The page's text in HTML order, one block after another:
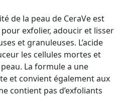
de la peau de CeraVe est
exfolier, adoucir et lisser
et granuleuses. L’acide
les cellules mortes et
La formule a une
et convient également aux
contient pas d’exfoliants